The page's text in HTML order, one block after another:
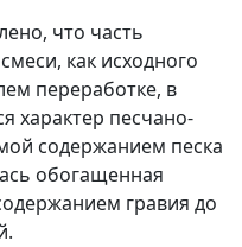
что часть
как исходного
переработке, в
характер песчано-
содержанием песка
обогащенная
гравия до